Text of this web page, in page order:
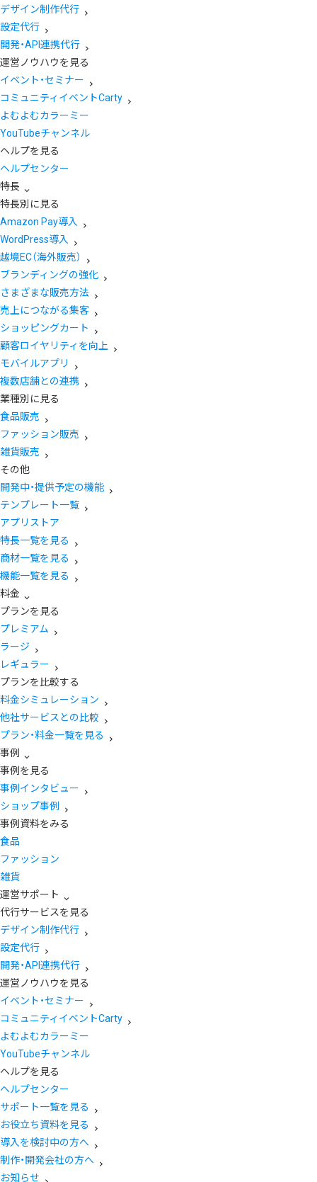
デザイン制作代行
設定代行
開発・API連携代行
運営ノウハウを見る
イベント・セミナー
コミュニティイベントCarty
よむよむカラーミー
YouTubeチャンネル
ヘルプを見る
ヘルプセンター
特長
特長別に見る
Amazon Pay導入
WordPress導入
越境EC（海外販売）
ブランディングの強化
さまざまな販売方法
売上につながる集客
ショッピングカート
顧客ロイヤリティを向上
モバイルアプリ
複数店舗との連携
業種別に見る
食品販売
ファッション販売
雑貨販売
その他
開発中・提供予定の機能
テンプレート一覧
アプリストア
特長一覧を見る
商材一覧を見る
機能一覧を見る
料金
プランを見る
プレミアム
ラージ
レギュラー
プランを比較する
料金シミュレーション
他社サービスとの比較
プラン・料金一覧を見る
事例
事例を見る
事例インタビュー
ショップ事例
事例資料をみる
食品
ファッション
雑貨
運営サポート
代行サービスを見る
デザイン制作代行
設定代行
開発・API連携代行
運営ノウハウを見る
イベント・セミナー
コミュニティイベントCarty
よむよむカラーミー
YouTubeチャンネル
ヘルプを見る
ヘルプセンター
サポート一覧を見る
お役立ち資料を見る
導入を検討中の方へ
制作・開発会社の方へ
お知らせ